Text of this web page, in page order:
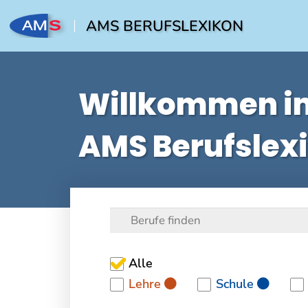
AMS BERUFSLEXIKON
Willkommen
AMS
Alle
Lehre
Schule